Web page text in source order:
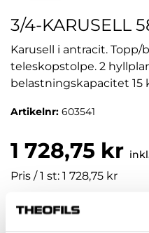
3/4-KARUSELL
Karusell i antracit.
teleskopstolpe. 2
belastningskapacitet 15
Artikelnr: 603541
1 728,75 kr
Pris / 1 st: 1 728,75 kr
st